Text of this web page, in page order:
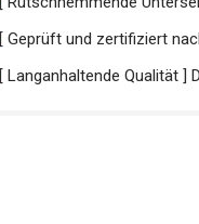
[ Geprüft und zertifiziert
[ Langanhaltende Qualität ]